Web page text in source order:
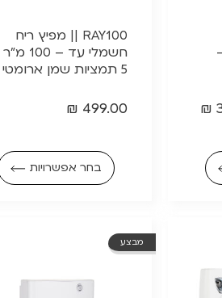
₪
RAY100 || מפיץ ריח
חשמלי עד –
5 תמציות שמן ארומטי
499.00
₪
בחר אפשרויות
מבצע